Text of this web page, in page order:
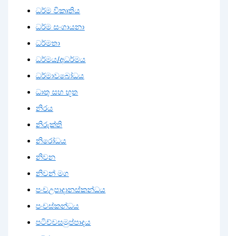
ධර්ම විකෘතිය
ධර්ම සංගායනා
ධර්මතා
ධර්මය/අධර්මය
ධර්මාවබෝධය
ධාතු සහ භූත
නිරය
නිරුක්ති
නිරෝධය
නිවන
නිවන් මග
පංචඋපාදානස්කන්ධය
පංචස්කන්ධය
පටිච්චසමුප්පාදය